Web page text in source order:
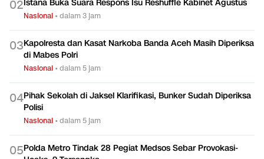
02Istana Buka Suara Respons Isu Reshuffle Kabinet Agustus
Nasional •dalam 3 jam
03Kapolresta dan Kasat Narkoba Banda Aceh Masih Diperiksa
di Mabes Polri
Nasional •dalam 5 jam
04Pihak Sekolah di Jaksel Klarifikasi, Bunker Sudah Diperiksa
Polisi
Nasional •dalam 5 jam
05Polda Metro Tindak 28 Pegiat Medsos Sebar Provokasi-